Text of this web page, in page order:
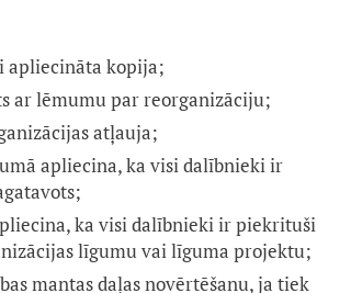
apliecināta kopija;
ar lēmumu par reorganizāciju;
atļauja;
apliecina, ka visi dalībnieki ir
ka visi dalībnieki ir piekrituši
līgumu vai līguma projektu;
mantas daļas novērtēšanu, ja tiek